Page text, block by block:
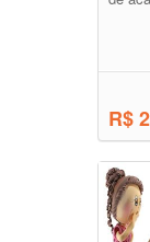
R$